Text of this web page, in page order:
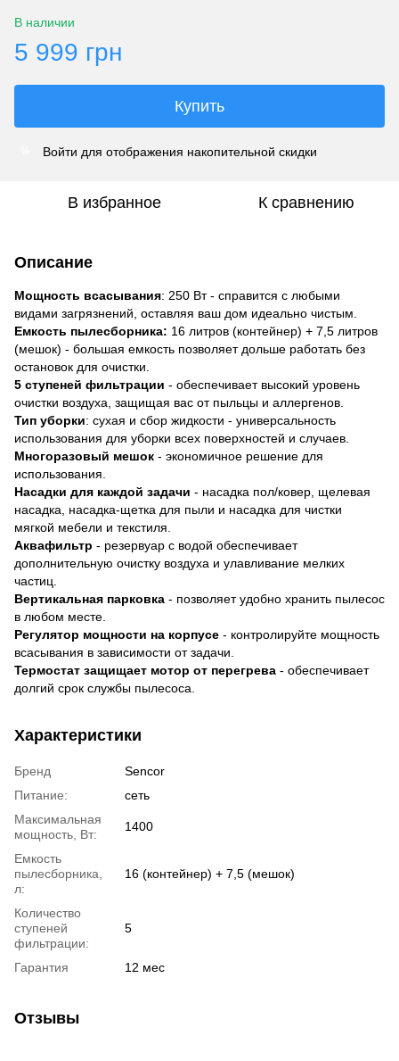
В наличии
5 999 грн
Купить
Войти для отображения накопительной скидки
В избранное К сравнению
Описание
Мощность всасывания: 250 Вт - справится с любыми
видами загрязнений, оставляя ваш дом идеально чистым.
Емкость пылесборника: 16 литров (контейнер) + 7,5 литров
(мешок) - большая емкость позволяет дольше работать без
остановок для очистки.
5 ступеней фильтрации - обеспечивает высокий уровень
очистки воздуха, защищая вас от пыльцы и аллергенов.
Тип уборки: сухая и сбор жидкости - универсальность
использования для уборки всех поверхностей и случаев.
Многоразовый мешок - экономичное решение для
использования.
Насадки для каждой задачи - насадка пол/ковер, щелевая
насадка, насадка-щетка для пыли и насадка для чистки
мягкой мебели и текстиля.
Аквафильтр - резервуар с водой обеспечивает
дополнительную очистку воздуха и улавливание мелких
частиц.
Вертикальная парковка - позволяет удобно хранить пылесос
в любом месте.
Регулятор мощности на корпусе - контролируйте мощность
всасывания в зависимости от задачи.
Термостат защищает мотор от перегрева - обеспечивает
долгий срок службы пылесоса.
Характеристики
Бренд
Sencor
Питание:
сеть
Максимальная
мощность, Вт:
1400
Емкость
пылесборника,
л:
16 (контейнер) + 7,5 (мешок)
Количество
ступеней
фильтрации:
5
Гарантия 12 мес
Отзывы